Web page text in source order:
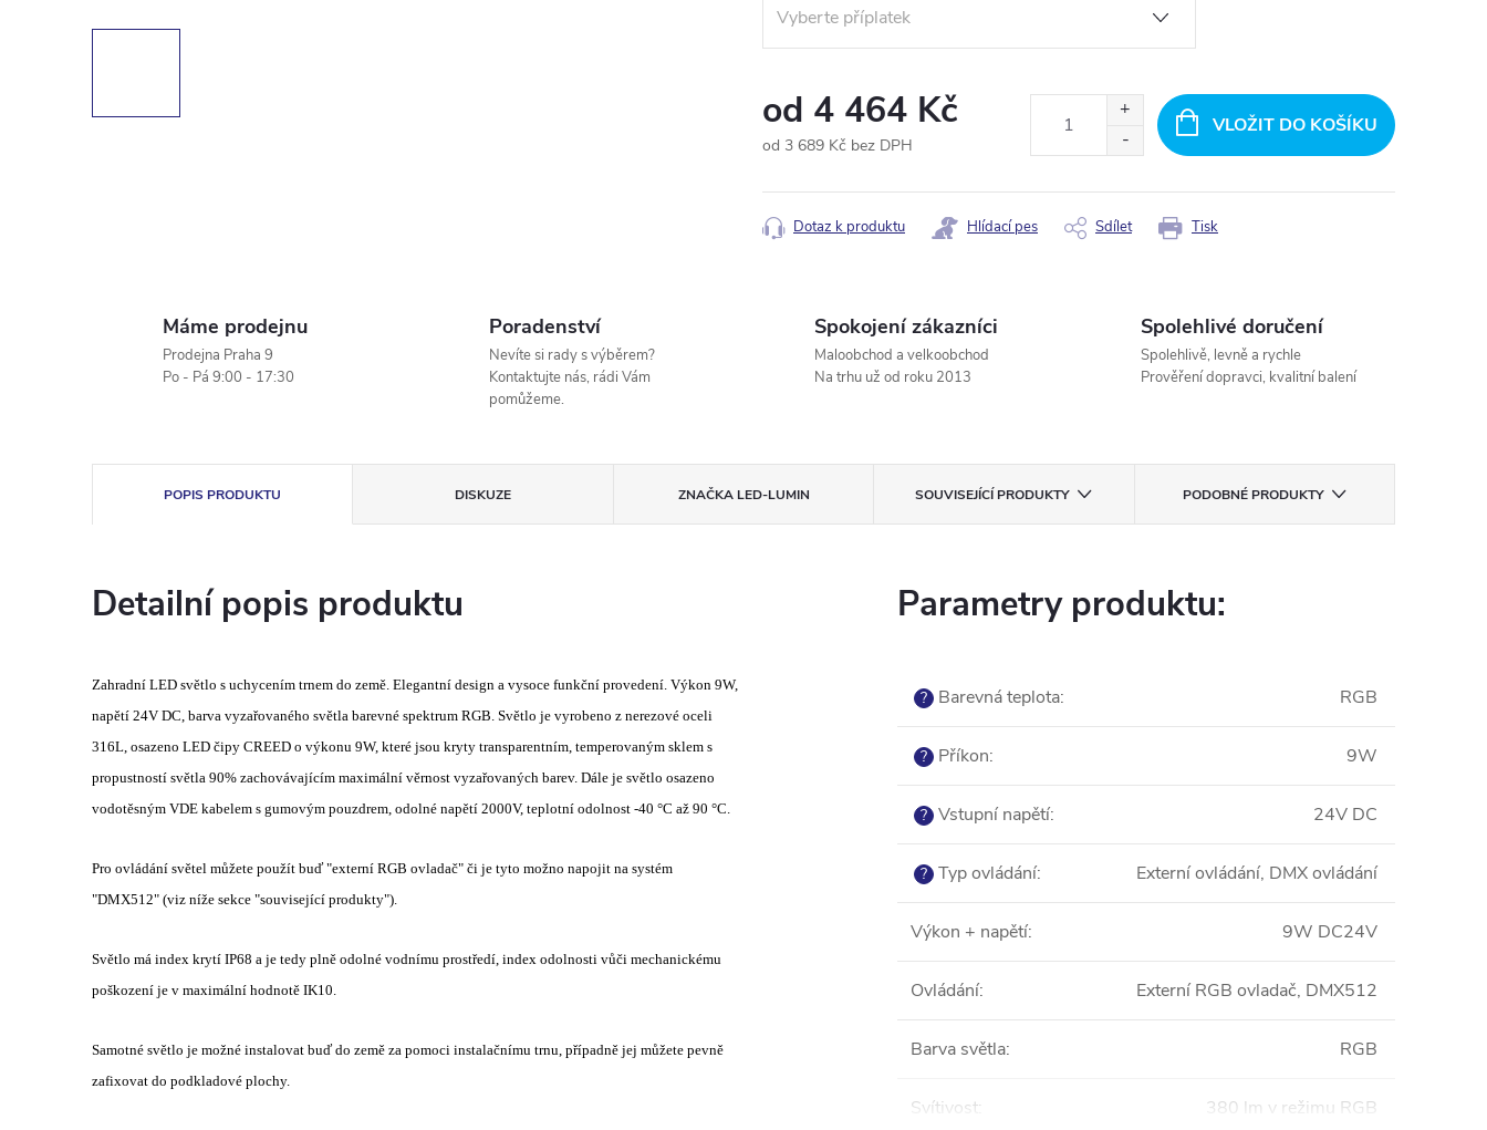
od 4 464 Kč
od 3 689 Kč bez DPH
cena:
VLOŽIT DO KOŠÍKU
Tisk
Dotaz k produktu Hlídací pes Sdílet
Máme prodejnu
Prodejna Praha 9
Po - Pá 9:00 - 17:30
Poradenství
Nevíte si rady s výběrem?
Kontaktujte nás, rádi Vám
pomůžeme.
Spokojení zákazníci
Maloobchod a velkoobchod
Na trhu už od roku 2013
Spolehlivé doručení
Spolehlivě, levně a rychle
Prověření dopravci, kvalitní balení
POPIS PRODUKTU DISKUZE ZNAČKALED-LUMIN SOUVISEJÍCÍ PRODUKTY PODOBNÉ PRODUKTY
Detailní popis produktu
Zahradní LED světlo s uchycením trnem do země. Elegantní design a vysoce funkční provedení. Výkon 9W,
napětí 24V DC, barva vyzařovaného světla barevné spektrum RGB. Světlo je vyrobeno z nerezové oceli
316L, osazeno LED čipy CREED o výkonu 9W, které jsou kryty transparentním, temperovaným sklem s
propustností světla 90% zachovávajícím maximální věrnost vyzařovaných barev. Dále je světlo osazeno
vodotěsným VDE kabelem s gumovým pouzdrem, odolné napětí 2000V, teplotní odolnost -40 °C až 90 °C.
Pro ovládání světel můžete použít buď "externí RGB ovladač" či je tyto možno napojit na systém
"DMX512" (viz níže sekce "související produkty").
Světlo má index krytí IP68 a je tedy plně odolné vodnímu prostředí, index odolnosti vůči mechanickému
poškození je v maximální hodnotě IK10.
Samotné světlo je možné instalovat buď do země za pomoci instalačnímu trnu, případně jej můžete pevně
zafixovat do podkladové plochy.
Parametry produktu:
? Barevná teplota: RGB
? Příkon: 9W
? Vstupní napětí: 24V DC
? Typ ovládání: Externí ovládání, DMX ovládání
Výkon + napětí: 9W DC24V
Ovládání: Externí RGB ovladač, DMX512
Barva světla: RGB
Svítivost: 380 lm v režimu RGB